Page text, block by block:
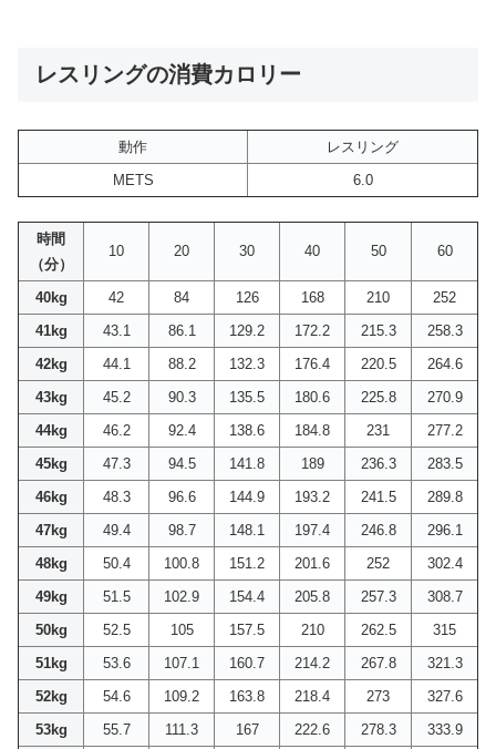
レスリングの消費カロリー
動作
レスリング
METS
6.0
時間
（分）
10 20 30 40 50 60
40kg 42 84 126 168 210
252
41kg
43.1 86.1 129.2 172.2 215.3
258.3
42kg
44.1 88.2 132.3 176.4 220.5
264.6
43kg
45.2 90.3 135.5 180.6 225.8
270.9
44kg
46.2 92.4 138.6 184.8 231
277.2
45kg
47.3 94.5 141.8 189 236.3
283.5
46kg
48.3 96.6 144.9 193.2 241.5
289.8
47kg
49.4 98.7 148.1 197.4 246.8
296.1
48kg
50.4 100.8 151.2 201.6 252
302.4
49kg
51.5 102.9 154.4 205.8 257.3
308.7
50kg
52.5 105 157.5 210 262.5
315
51kg
53.6 107.1 160.7 214.2 267.8
321.3
52kg
54.6 109.2 163.8 218.4 273
327.6
53kg
55.7 111.3 167 222.6 278.3
333.9